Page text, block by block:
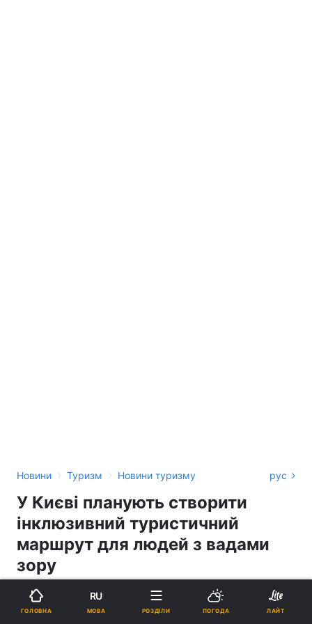
Новини › Туризм › Новини туризму рус
У Києві планують створити
інклюзивний туристичний
маршрут для людей з вадами
зору
СВІТЛАНА ЗАКЕЛОВА
ГОЛОВНА
RU
МОВА РОЗДІЛИ ПОГОДА ЛАЙТ